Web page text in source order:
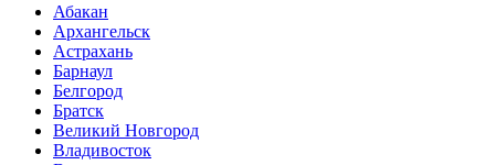
Абакан
Архангельск
Астрахань
Барнаул
Белгород
Братск
Великий Новгород
Владивосток